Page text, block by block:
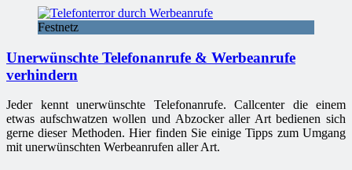
Festnetz
Unerwünschte Telefonanrufe & Werbeanrufe
verhindern
Jeder kennt unerwünschte Telefonanrufe. Callcenter die einem
etwas aufschwatzen wollen und Abzocker aller Art bedienen sich
gerne dieser Methoden. Hier finden Sie einige Tipps zum Umgang
mit unerwünschten Werbeanrufen aller Art.